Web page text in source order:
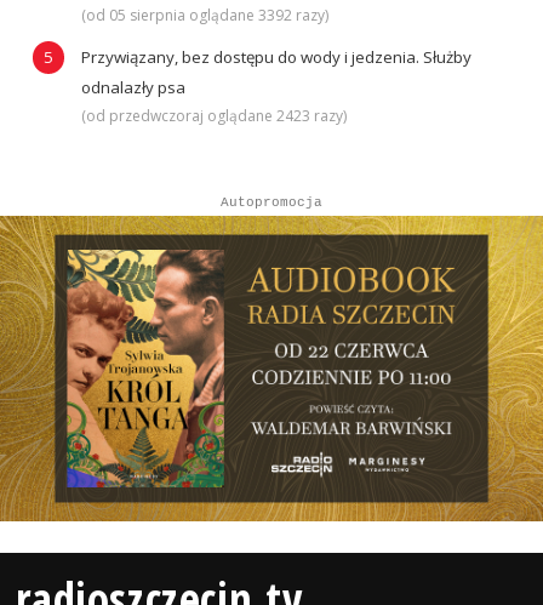
(od 05 sierpnia oglądane 3392 razy)
Przywiązany, bez dostępu do wody i jedzenia. Służby
odnalazły psa
(od przedwczoraj oglądane 2423 razy)
Autopromocja